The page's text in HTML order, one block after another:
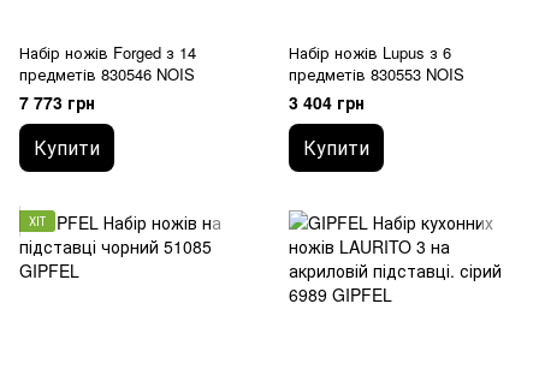
Набір ножів Forged з 14
предметів 830546 NOIS
7 773 грн
Купити
Набір ножів Lupus з 6
предметів 830553 NOIS
3 404 грн
Купити
ХІТ